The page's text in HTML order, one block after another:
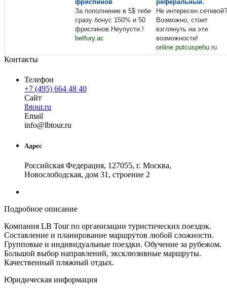
фриспинов
За пополнение в 5$ тебе
сразу бонус 150% и 50
фриспинов.Неупусти.!
betfury.ac
реферальный.
Не интересен сетевой?
Возможно, стоит
взглянуть на эти
возможности!
online.putcuspehu.ru
Контакты
Телефон
+7 (495) 664 48 40
Сайт
lbtour.ru
Email
info@lbtour.ru
Адрес
Российская Федерация, 127055, г. Москва,
Новослободская, дом 31, строение 2
Подробное описание
Компания LB Tour по организации туристических поездок.
Составление и планирование маршрутов любой сложности.
Групповые и индивидуальные поездки. Обучение за рубежом.
Большой выбор направлений, эксклюзивные маршруты.
Качественный пляжный отдых.
Юридическая информация